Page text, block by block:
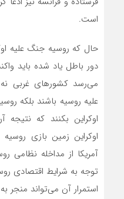
است.
حال که روسیه جنگ علیه
دور باطل یاد شده باید
می‌­رسد کشورهای غربی نه
علیه روسیه باشند بلکه
اوکراین بکنند که
اوکراین زمین بازی
آمریکا از مداخله نظامی
توجه به شرایط اقتصادی
استمرار آن می‌­تواند